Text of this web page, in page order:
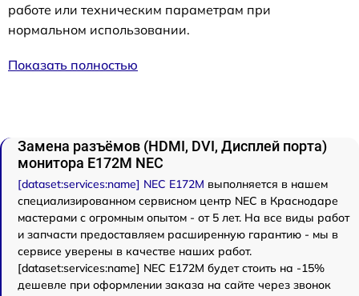
работе или техническим параметрам при
нормальном использовании.
Показать полностью
Замена разъёмов (HDMI, DVI, Дисплей порта)
монитора E172M NEC
[dataset:services:name] NEC E172M выполняется в нашем
специализированном сервисном центр NEC в Краснодаре
мастерами с огромным опытом - от 5 лет. На все виды работ
и запчасти предоставляем расширенную гарантию - мы в
сервисе уверены в качестве наших работ.
[dataset:services:name] NEC E172M будет стоить на -15%
дешевле при оформлении заказа на сайте через звонок